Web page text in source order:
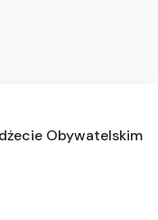
Obywatelskim